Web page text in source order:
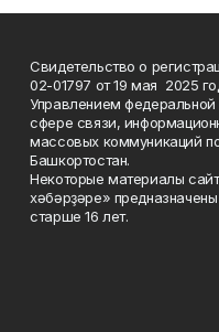
Свидетельство о
02-01797 от 19 мая 2025
Управлением
сфере связи,
массовых коммуникаций
Башкортостан.
Некоторые материалы
хәбәрҙәре»
старше 16 лет.